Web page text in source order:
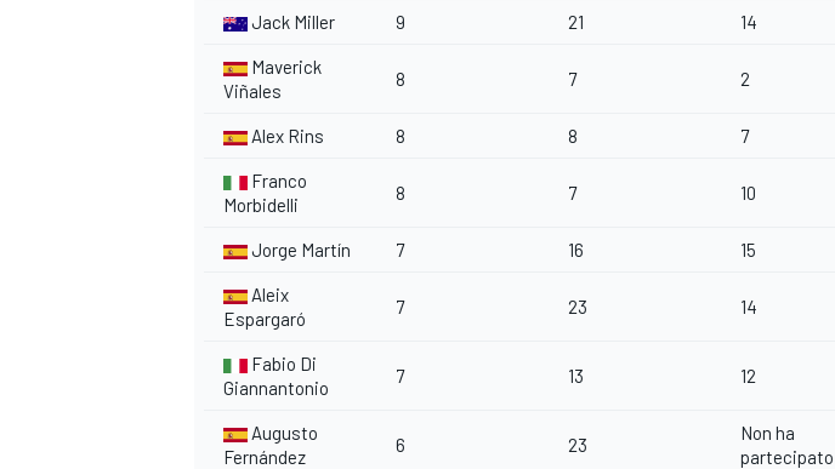
Jack Miller 9 21 14
Maverick
Viñales
8 7 2
Alex Rins 8 8 7
Franco
Morbidelli
8 7 10
Jorge Martín 7 16 15
Aleix
Espargaró
7 23 14
Fabio Di
Giannantonio
7 13 12
Augusto
Fernández
6 23
Non ha
partecipato